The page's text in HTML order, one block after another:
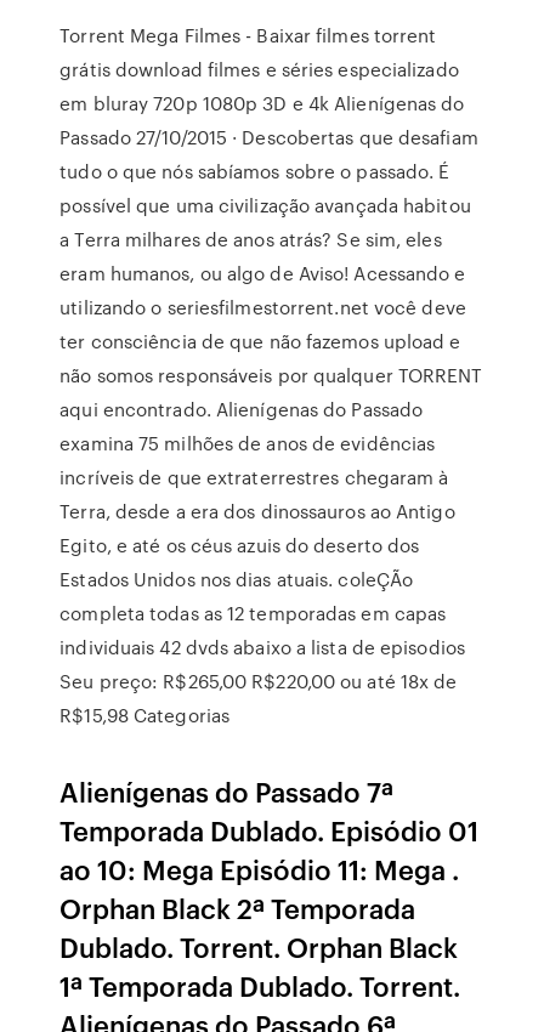
Torrent Mega Filmes - Baixar filmes torrent
grátis download filmes e séries especializado
em bluray 720p 1080p 3D e 4k Alienígenas do
Passado 27/10/2015 · Descobertas que desafiam
tudo o que nós sabíamos sobre o passado. É
possível que uma civilização avançada habitou
a Terra milhares de anos atrás? Se sim, eles
eram humanos, ou algo de Aviso! Acessando e
utilizando o seriesfilmestorrent.net você deve
ter consciência de que não fazemos upload e
não somos responsáveis por qualquer TORRENT
aqui encontrado. Alienígenas do Passado
examina 75 milhões de anos de evidências
incríveis de que extraterrestres chegaram à
Terra, desde a era dos dinossauros ao Antigo
Egito, e até os céus azuis do deserto dos
Estados Unidos nos dias atuais. coleÇÃo
completa todas as 12 temporadas em capas
individuais 42 dvds abaixo a lista de episodios
Seu preço: R$265,00 R$220,00 ou até 18x de
R$15,98 Categorias
Alienígenas do Passado 7ª
Temporada Dublado. Episódio 01
ao 10: Mega Episódio 11: Mega .
Orphan Black 2ª Temporada
Dublado. Torrent. Orphan Black
1ª Temporada Dublado. Torrent.
Alienígenas do Passado 6ª